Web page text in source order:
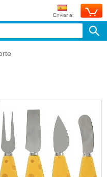
Enviar a: